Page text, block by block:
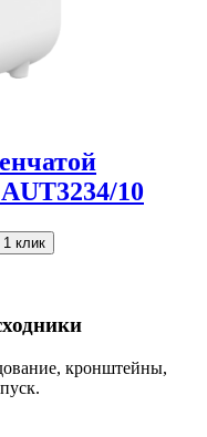
10
1 клик
кронштейны,